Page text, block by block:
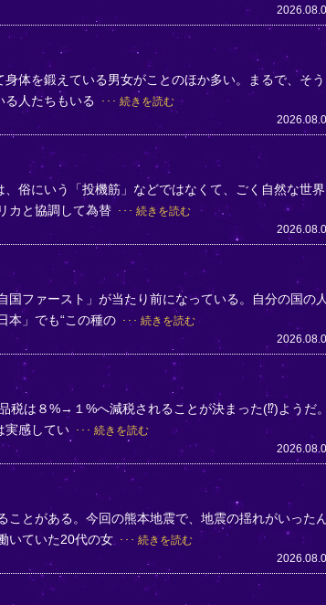
体を鍛えている男女がことのほか多い。まるで、そう
る人たちもいる
続きを読む
俗にいう「投機筋」などではなくて、ごく自然な世界
カと協調して為替
続きを読む
ファースト」が当たり前になっている。自分の国の人
本」でも“この種の
続きを読む
は８%→１%へ減税されることが決まった(⁉)ようだ。
実感してい
続きを読む
とがある。今回の熊本地震で、地震の揺れがいった
いていた20代の女
続きを読む